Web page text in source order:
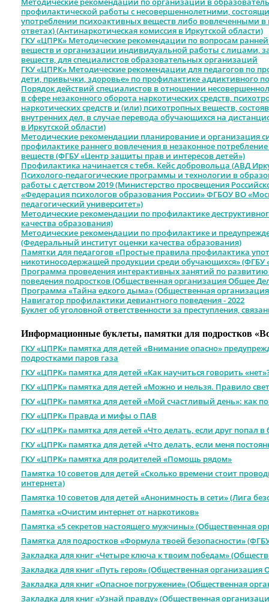
профилактической работы с несовершеннолетними,
употреблении психоактивных веществ либо вовлеченными
ответах) (Антинаркотическая комиссия в Иркутской области)
ГКУ «ЦПРК» Методические рекомендации по вопросам
веществ и организации индивидуальной работы с лицами,
веществ, для специалистов образовательных организаций
ГКУ «ЦПРК» Методические рекомендации для педагогов по
дети, привычки, здоровье» по профилактике аддиктивного
Порядок действий специалистов в отношении
в сфере незаконного оборота наркотических средств,
наркотических средств и (или) психотропных веществ,
внутренних дел, в случае перевода обучающихся на
в Иркутской области)
Методические рекомендации планирование и организация
профилактике раннего вовлечения в незаконное
веществ (ФГБУ «Центр защиты прав и интересов детей»)
Профилактика начинается с тебя. Кейс добровольца (АВД
Психолого-педагогические программы и технологии в
работы с детством 2019 (Министерство просвещения
«Федерация психологов образования России» ФГБОУ ВО
педагогический университет»)
Методические рекомендации по профилактике
качества образования)
Методические рекомендации по профилактике и
(Федеральный институт оценки качества образования)
Памятки для педагогов «Простые правила профилактика
никотиносодержащей продукции среди обучающихся» (ФГБУ
Программа проведения интерактивных занятий по
поведения подростков (Общественная организация Общее
Программа «Тайна едкого дыма» (Общественная
Навигатор профилактики девиантного поведения - 2022
Буклет об уголовной ответственности за преступления,
Информационные буклеты, памятки для подростков
ГКУ «ЦПРК» памятка для детей «Внимание опасно»
подростками паров газа
ГКУ «ЦПРК» памятка для детей «Как научиться говорить
ГКУ «ЦПРК» памятка для детей «Можно и нельзя. Правило
ГКУ «ЦПРК» памятка для детей «Мой счастливый день»: как
ГКУ «ЦПРК» Правда и мифы о ПАВ
ГКУ «ЦПРК» памятка для детей «Что делать, если друг попал в
ГКУ «ЦПРК» памятка для детей «Что делать, если меня
ГКУ «ЦПРК» памятка для родителей «Помощь рядом»
Памятка 10 советов для детей «Сколько времени стоит
интернета)
Памятка 10 советов для детей «Анонимность в сети» (Лига
Памятка «Очистим интернет от наркотиков»
Памятка «5 секретов настоящего мужчины» (Общественная
Памятка для подростков «Формула твоей безопасности»
Закладка для книг «Четыре ключа к твоим победам»
Закладка для книг «Путь героя» (Общественная организация
Закладка для книг «Опасное погружение» (Общественная
Закладка для книг «Узнай правду» (Общественная